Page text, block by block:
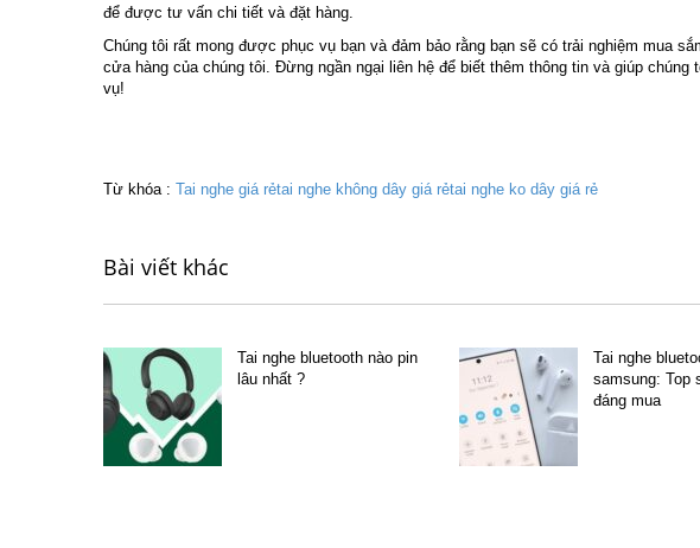
để được tư vấn chi tiết và đặt hàng.
Chúng tôi rất mong được phục vụ bạn và đảm bảo rằng bạn sẽ có trải nghiệm mua
cửa hàng của chúng tôi. Đừng ngần ngại liên hệ để biết thêm thông tin và giúp
vụ!
Từ khóa : Tai nghe giá rẻtai nghe không dây giá rẻtai nghe ko dây giá rẻ
Bài viết khác
Tai nghe bluetooth nào pin
lâu nhất ?
Tai nghe
samsung: Top
đáng mua